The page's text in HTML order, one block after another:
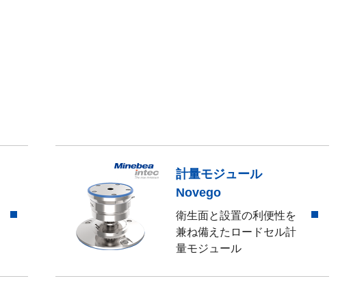
計量モジュール
Novego
衛生面と設置の利便性を
兼ね備えたロードセル計
量モジュール